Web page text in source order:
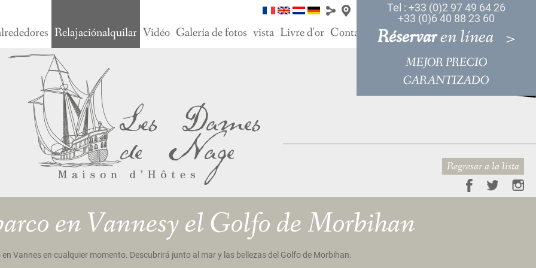
Relajaciónalquilar Vidéo Galería de fotos vista Livre d'or Contacto & Acceso
Tel : +33 (0)2 97 49 64 26
+33 (0)6 40 88 23 60
Réservaren línea
MEJOR PRECIO
GARANTIZADO
Regresar a la lista
en Vannesy el Golfo de Morbihan
Vannes en cualquier momento. Descubrirá junto al mar y las bellezas del Golfo de Morbihan.